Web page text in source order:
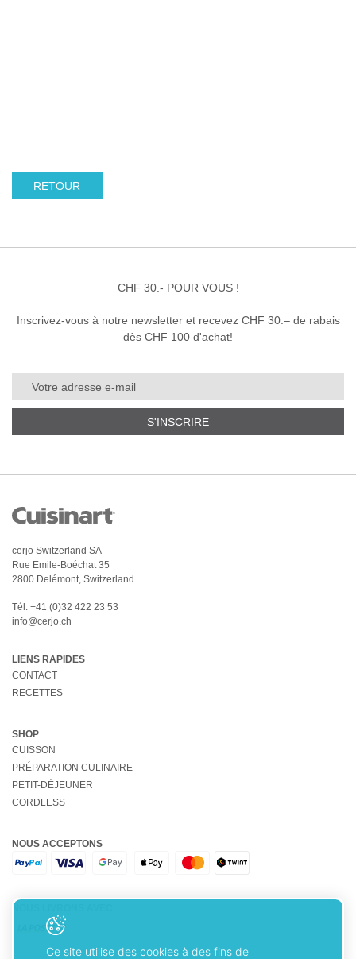
RETOUR
CHF 30.- POUR VOUS !
Inscrivez-vous à notre newsletter et recevez CHF 30.– de rabais
dès CHF 100 d'achat!
S'INSCRIRE
cerjo Switzerland SA
Rue Emile-Boéchat 35
2800 Delémont, Switzerland
Tél. +41 (0)32 422 23 53
info@cerjo.ch
LIENS RAPIDES
CONTACT
RECETTES
SHOP
CUISSON
PRÉPARATION CULINAIRE
PETIT-DÉJEUNER
CORDLESS
NOUS ACCEPTONS
NOUS LIVRONS AVEC
Ce site utilise des cookies à des fins de